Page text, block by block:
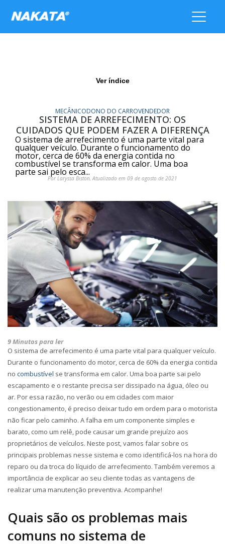
Ver índice
MECÂNICODONO DO CARROVENDEDOR
SISTEMA DE ARREFECIMENTO: OS
CUIDADOS QUE PODEM FAZER A DIFERENÇA
O sistema de arrefecimento é uma parte vital para
qualquer veículo. Durante o funcionamento do
motor, cerca de 60% da energia contida no
combustível se transforma em calor. Uma boa
parte sai pelo esca...
Por Laryssa Biston, Atualizado em 09 de agosto de 2021
9 Minutos para ler
O sistema de arrefecimento é uma parte vital para qualquer veículo.
Durante o funcionamento do motor, cerca de 60% da energia contida
no combustível se transforma em calor. Uma boa parte sai pelo
escapamento e o restante precisa ser dissipado na água, óleo ou
ar. Por essa razão, no verão ou em cidades com maior
congestionamento, é preciso deixar tudo em ordem para o motorista
não ficar pelo caminho. A falha em um componente simples e
barato, como um relê, pode causar um grande prejuízo aos
proprietários de veículos. Neste post, vamos falar sobre os
principais problemas nesse sistema e como identificá-los na hora do
reparo ou da troca do líquido de arrefecimento. Também veremos a
importância de explicar ao seu cliente todas as vantagens de
realizar uma manutenção preventiva. Acompanhe!
Quais são os problemas mais
comuns no sistema de